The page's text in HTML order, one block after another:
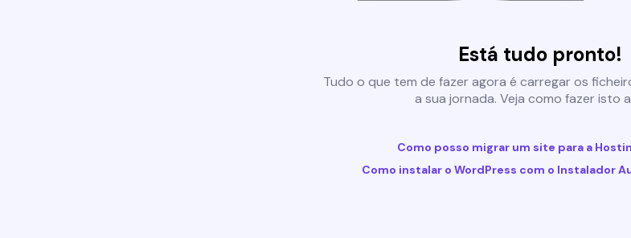
Está tudo pronto!
Tudo o que tem de fazer agora é carregar os
a sua jornada. Veja como fazer isto
Como posso migrar um site para a
Como instalar o WordPress com o Instalador